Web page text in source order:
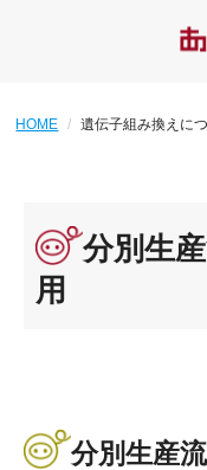
HOME 遺伝子組み換えに
分別生
用
分別生産